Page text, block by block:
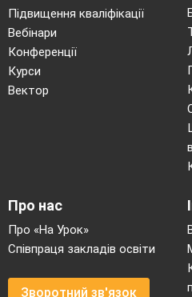
Підвищення кваліфікації
Вебінари
Конференції
Курси
Вектор
Про нас
Про «На Урок»
Співпраця закладів освіти
Зворотний зв'язок